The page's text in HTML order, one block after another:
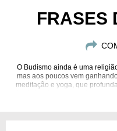
FRASES
O Budismo ainda é uma
mas aos poucos vem
meditação e yoga, que
budistas. Aprenda mais sobre